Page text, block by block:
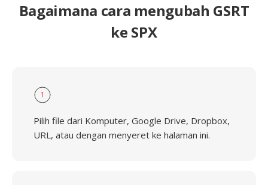
Bagaimana cara mengubah GSRT
ke SPX
1
Pilih file dari Komputer, Google Drive, Dropbox,
URL, atau dengan menyeret ke halaman ini.